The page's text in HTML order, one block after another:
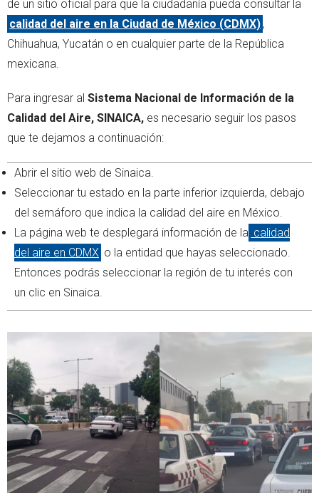
de un sitio oficial para que la ciudadanía pueda consultar la
calidad del aire en la Ciudad de México (CDMX) ,
Chihuahua, Yucatán o en cualquier parte de la República
mexicana.
Para ingresar al Sistema Nacional de Información de la
Calidad del Aire, SINAICA, es necesario seguir los pasos
que te dejamos a continuación:
Abrir el sitio web de Sinaica.
Seleccionar tu estado en la parte inferior izquierda, debajo
del semáforo que indica la calidad del aire en México.
La página web te desplegará información de la calidad
del aire en CDMX o la entidad que hayas seleccionado.
Entonces podrás seleccionar la región de tu interés con
un clic en Sinaica.